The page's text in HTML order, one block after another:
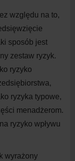
względu na to,
sposób jest
zestaw ryzyk.
ryzyko
ryzyka typowe,
menadżerom.
ryzyko wpływu
wyrażony